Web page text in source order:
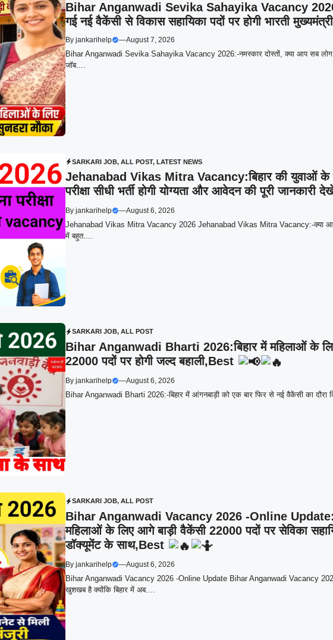
Bihar Anganwadi Sevika Sahayika Vacancy
गई नई वैकेंसी से विकास सहायिका पदों पर होगी भारती
Byjankarihelp —August 7, 2026
Bihar Anganwadi Sevika Sahayika Vacancy 2026:-नमस्कार दोस्तों, क्या आप सब लोग
जॉब....
SARKARI JOB,ALL POST,LATEST NEWS
Jehanabad Vikas Mitra Vacancy:बिहार की युवाओं के
परीक्षा सीधी भर्ती होगी योग्यता और आवेदन की पूरी जानकारी
Byjankarihelp —August 6, 2026
Jehanabad Vikas Mitra Vacancy 2026 Jehanabad Vikas Mitra Vacancy:-क्या
में बहुत....
SARKARI JOB,ALL POST
Bihar Anganwadi Bharti 2026:बिहार में महिलाओं के
22000 पदों पर होगी जल्द बहाली,Best
Byjankarihelp —August 6, 2026
Bihar Anganwadi Bharti 2026:-बिहार में आंगनबाड़ी को एक बार फिर से नई वैकेंसी का दौरा
SARKARI JOB,ALL POST
Bihar Anganwadi Vacancy 2026 -Online
महिलाओं के लिए आगे बाड़ी वैकेंसी 22000 पदों पर सेविका
डॉक्यूमेंट के साथ,Best
Byjankarihelp —August 6, 2026
Bihar Anganwadi Vacancy 2026 -Online Update Bihar Anganwadi Vacancy
खुशखब है क्योंकि बिहार में अब....